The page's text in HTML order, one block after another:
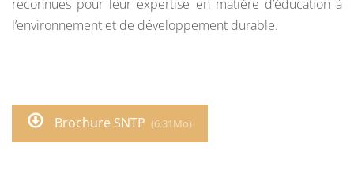
reconnues pour leur expertise en matière d’éducation à
l’environnement et de développement durable.
Brochure SNTP (6.31Mo)